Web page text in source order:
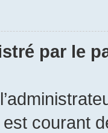
par le
courant